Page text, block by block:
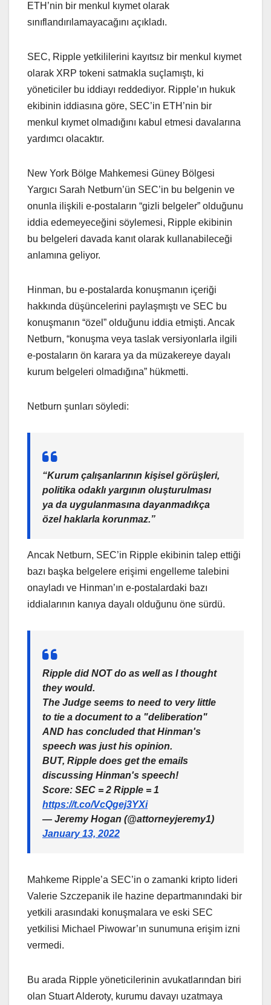
ETH’nin bir menkul kıymet olarak
sınıflandırılamayacağını açıkladı.
SEC, Ripple yetkililerini kayıtsız bir menkul kıymet
olarak XRP tokeni satmakla suçlamıştı, ki
yöneticiler bu iddiayı reddediyor. Ripple’ın hukuk
ekibinin iddiasına göre, SEC’in ETH’nin bir
menkul kıymet olmadığını kabul etmesi davalarına
yardımcı olacaktır.
New York Bölge Mahkemesi Güney Bölgesi
Yargıcı Sarah Netburn’ün SEC’in bu belgenin ve
onunla ilişkili e-postaların “gizli belgeler” olduğunu
iddia edemeyeceğini söylemesi, Ripple ekibinin
bu belgeleri davada kanıt olarak kullanabileceği
anlamına geliyor.
Hinman, bu e-postalarda konuşmanın içeriği
hakkında düşüncelerini paylaşmıştı ve SEC bu
konuşmanın “özel” olduğunu iddia etmişti. Ancak
Netburn, “konuşma veya taslak versiyonlarla ilgili
e-postaların ön karara ya da müzakereye dayalı
kurum belgeleri olmadığına” hükmetti.
Netburn şunları söyledi:
“Kurum çalışanlarının kişisel görüşleri,
politika odaklı yargının oluşturulması
ya da uygulanmasına dayanmadıkça
özel haklarla korunmaz.”
Ancak Netburn, SEC’in Ripple ekibinin talep ettiği
bazı başka belgelere erişimi engelleme talebini
onayladı ve Hinman’ın e-postalardaki bazı
iddialarının kanıya dayalı olduğunu öne sürdü.
Ripple did NOT do as well as I thought
they would.
The Judge seems to need to very little
to tie a document to a "deliberation"
AND has concluded that Hinman's
speech was just his opinion.
BUT, Ripple does get the emails
discussing Hinman's speech!
Score: SEC = 2 Ripple = 1
https://t.co/VcQgej3YXi
— Jeremy Hogan (@attorneyjeremy1)
January 13, 2022
Mahkeme Ripple’a SEC’in o zamanki kripto lideri
Valerie Szczepanik ile hazine departmanındaki bir
yetkili arasındaki konuşmalara ve eski SEC
yetkilisi Michael Piwowar’ın sunumuna erişim izni
vermedi.
Bu arada Ripple yöneticilerinin avukatlarından biri
olan Stuart Alderoty, kurumu davayı uzatmaya